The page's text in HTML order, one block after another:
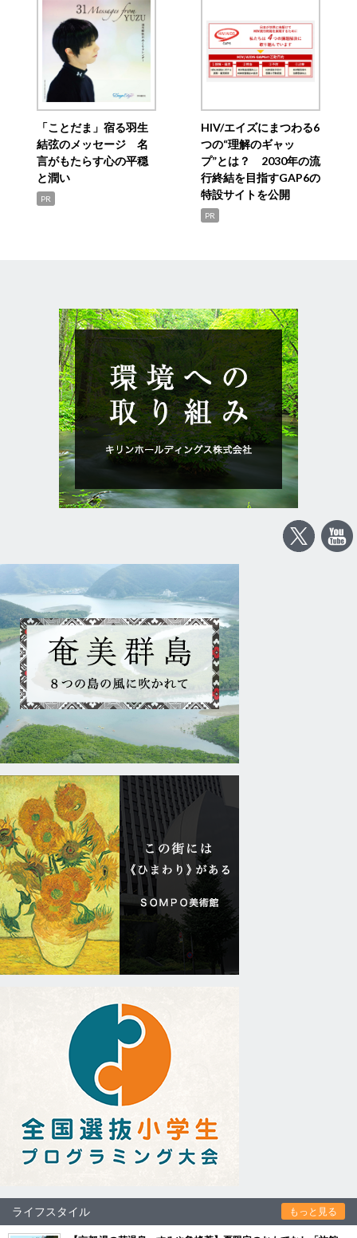
「ことだま」宿る羽生
結弦のメッセージ 名
言がもたらす心の平穏
と潤い
PR
HIV/エイズにまつわる6
つの“理解のギャッ
プ”とは？ 2030年の流
行終結を目指すGAP6の
特設サイトを公開
PR
ライフスタイル もっと見る